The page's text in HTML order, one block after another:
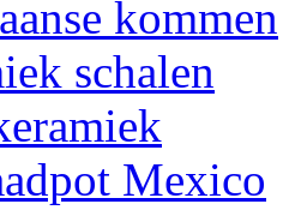
kommen
schalen
Mexico